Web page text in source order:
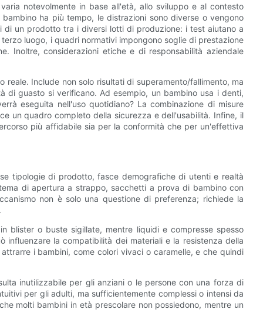
notevolmente in base all'età, allo sviluppo e al contesto
ha più tempo, le distrazioni sono diverse o vengono
un prodotto tra i diversi lotti di produzione: i test aiutano a
luogo, i quadri normativi impongono soglie di prestazione
Inoltre, considerazioni etiche e di responsabilità aziendale
Include non solo risultati di superamento/fallimento, ma
di guasto si verificano. Ad esempio, un bambino usa i denti,
eseguita nell'uso quotidiano? La combinazione di misure
un quadro completo della sicurezza e dell'usabilità. Infine, il
più affidabile sia per la conformità che per un'effettiva
tipologie di prodotto, fasce demografiche di utenti e realtà
di apertura a strappo, sacchetti a prova di bambino con
non è solo una questione di preferenza; richiede la
blister o buste sigillate, mentre liquidi e compresse spesso
la compatibilità dei materiali e la resistenza della
i bambini, come colori vivaci o caramelle, e che quindi
inutilizzabile per gli anziani o le persone con una forza di
per gli adulti, ma sufficientemente complessi o intensi da
molti bambini in età prescolare non possiedono, mentre un